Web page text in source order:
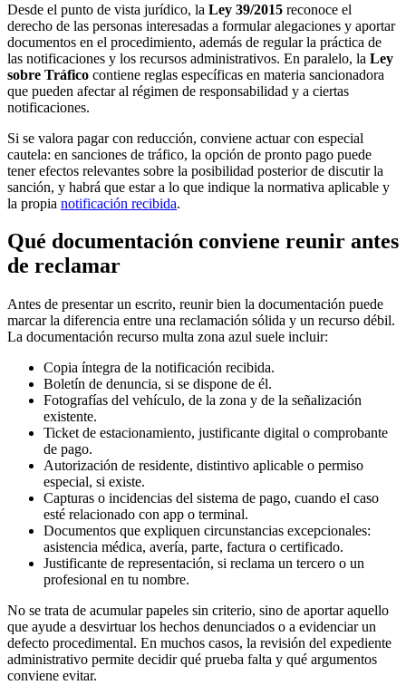
Desde el punto de vista jurídico, la Ley 39/2015 reconoce el
derecho de las personas interesadas a formular alegaciones y aportar
documentos en el procedimiento, además de regular la práctica de
las notificaciones y los recursos administrativos. En paralelo, la Ley
sobre Tráfico contiene reglas específicas en materia sancionadora
que pueden afectar al régimen de responsabilidad y a ciertas
notificaciones.
Si se valora pagar con reducción, conviene actuar con especial
cautela: en sanciones de tráfico, la opción de pronto pago puede
tener efectos relevantes sobre la posibilidad posterior de discutir la
sanción, y habrá que estar a lo que indique la normativa aplicable y
la propia notificación recibida.
Qué documentación conviene reunir antes
de reclamar
Antes de presentar un escrito, reunir bien la documentación puede
marcar la diferencia entre una reclamación sólida y un recurso débil.
La documentación recurso multa zona azul suele incluir:
Copia íntegra de la notificación recibida.
Boletín de denuncia, si se dispone de él.
Fotografías del vehículo, de la zona y de la señalización
existente.
Ticket de estacionamiento, justificante digital o comprobante
de pago.
Autorización de residente, distintivo aplicable o permiso
especial, si existe.
Capturas o incidencias del sistema de pago, cuando el caso
esté relacionado con app o terminal.
Documentos que expliquen circunstancias excepcionales:
asistencia médica, avería, parte, factura o certificado.
Justificante de representación, si reclama un tercero o un
profesional en tu nombre.
No se trata de acumular papeles sin criterio, sino de aportar aquello
que ayude a desvirtuar los hechos denunciados o a evidenciar un
defecto procedimental. En muchos casos, la revisión del expediente
administrativo permite decidir qué prueba falta y qué argumentos
conviene evitar.